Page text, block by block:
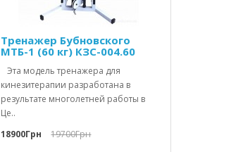
Тренажер Бубновского
МТБ-1 (60 кг) КЗС-004.60
Эта модель тренажера для
кинезитерапии разработана в
результате многолетней работы в
Це..
18900Грн
19700Грн